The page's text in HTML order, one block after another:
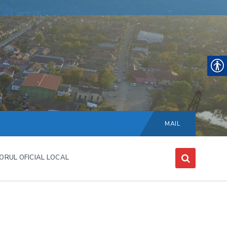
Choose
language:
MAIL
OFICIAL LOCAL